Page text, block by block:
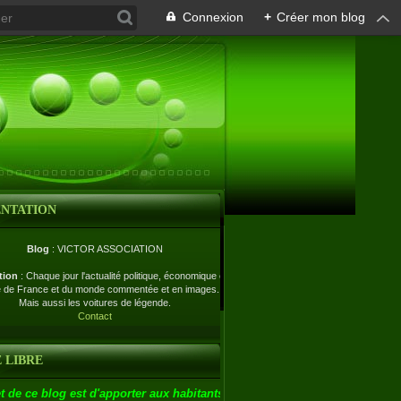
Connexion + Créer mon blog
Blog : VICTOR ASSOCIATION
: Chaque jour l'actualité politique, économique et
de France et du monde commentée et en images.
Mais aussi les voitures de légende.
Contact
LIBRE
de ce blog est d'apporter aux habitants